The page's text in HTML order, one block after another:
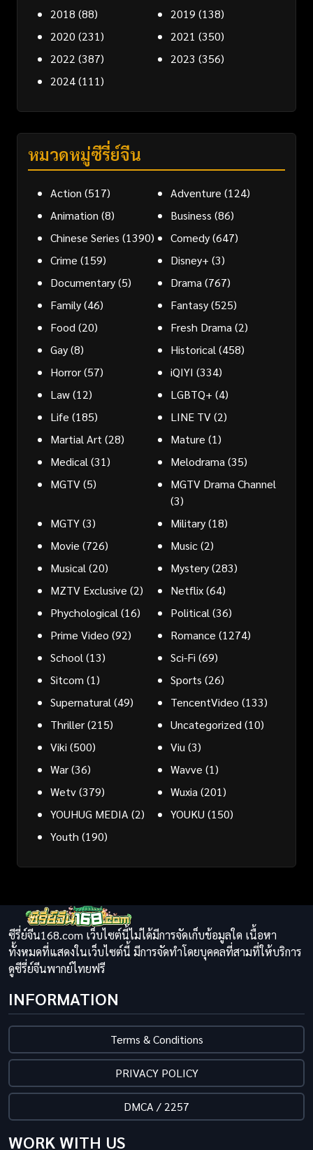
2018 (88) 2019 (138)
2020 (231) 2021 (350)
2022 (387) 2023 (356)
2024(111)
หมวดหมู่ซีรี่ย์จีน
Action (517) Adventure (124)
Animation (8) Business (86)
Chinese Series (1390) Comedy(647)
Crime (159) Disney+ (3)
Documentary(5) Drama (767)
Family(46) Fantasy(525)
Food (20) Fresh Drama (2)
Gay(8) Historical (458)
Horror(57) iQIYI (334)
Law(12) LGBTQ+ (4)
Life (185) LINE TV(2)
Martial Art (28) Mature (1)
Medical (31) Melodrama (35)
MGTV(5)
MGTV Drama Channel
(3)
MGTY(3) Military(18)
Movie (726) Music(2)
Musical (20) Mystery(283)
MZTV Exclusive (2) Netflix(64)
Phychological (16) Political (36)
Prime Video (92) Romance (1274)
School (13) Sci-Fi (69)
Sitcom (1) Sports (26)
Supernatural (49) TencentVideo (133)
Thriller(215) Uncategorized (10)
Viki (500) Viu (3)
War(36) Wavve (1)
Wetv(379) Wuxia (201)
YOUHUG MEDIA (2) YOUKU (150)
Youth (190)
ซีรี่ย์จีน168.com เว็บไซต์นี้ไม่ได้มีการจัดเก็บข้อมูลใด เนื้อหา
ทั้งหมดที่แสดงในเว็บไซต์นี้ มีการจัดทำโดยบุคคลที่สามที่ให้บริการ
ดูซีรี่ย์จีนพากย์ไทยฟรี
INFORMATION
Terms & Conditions
PRIVACY POLICY
DMCA / 2257
WORK WITH US